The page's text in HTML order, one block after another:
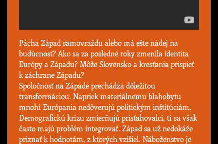
Pácha Západ samovraždu alebo má ešte nádej na
budúcnosť? Ako sa za posledné roky zmenila identita
Európy a Západu? Môže Slovensko a kresťania prispieť
k záchrane Západu?
Spoločnosť na Západe prechádza dôležitou
transformáciou. Napriek materiálnemu blahobytu
mnohí Európania nedôverujú politickým inštitúciám.
Demografickú krízu zmierňujú prisťahovalci, tí sa však
často majú problém integrovať. Západ sa už nedokáže
priznať k hodnotám, z ktorých vzišiel. Náboženstvo je